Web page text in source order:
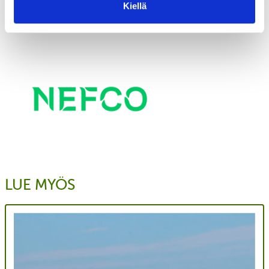
Kiellä
investointipankki. Lue lisää osoitteesta
LUE MYÖS